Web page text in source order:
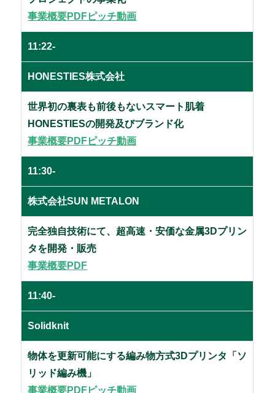
事業概要PDFピッチ動画
11:22-
HONESTIES株式会社
世界初の裏表も前後もないスマート肌着
HONESTIESの開発及びブランド化
事業概要PDFピッチ動画
11:30-
株式会社SUN METALON
完全独自技術にて、超高速・安価な金属3Dプリン
タを開発・販売
事業概要PDF
11:40-
Solidknit
物体を更新可能にする編み物方式3Dプリンタ「ソ
リッド編み機」
事業概要PDFピッチ動画